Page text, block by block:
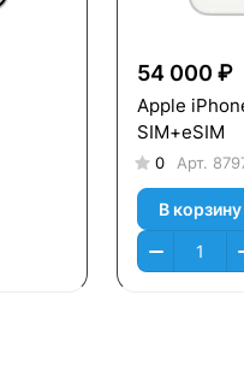
54 000 ₽
Apple
SIM+eSIM
0 Арт.
В корзину